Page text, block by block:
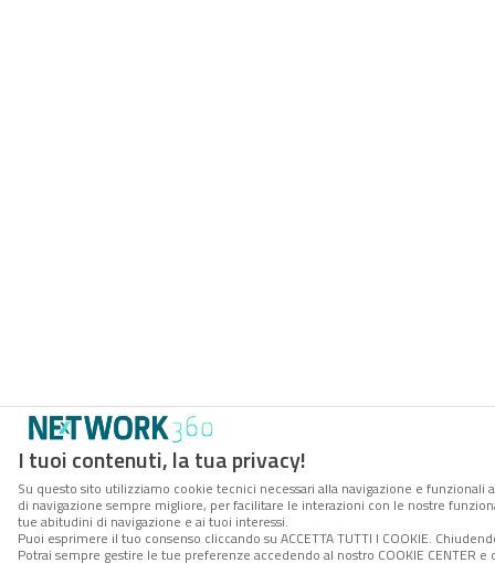
I tuoi contenuti, la tua privacy!
Su questo sito utilizziamo cookie tecnici necessari alla navigazione e
di navigazione sempre migliore, per facilitare le interazioni con le nostre
tue abitudini di navigazione e ai tuoi interessi.
Puoi esprimere il tuo consenso cliccando su ACCETTA TUTTI I COOKIE.
Potrai sempre gestire le tue preferenze accedendo al nostro COOKIE